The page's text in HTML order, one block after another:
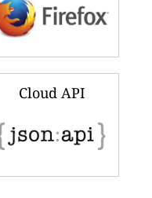
Cloud API